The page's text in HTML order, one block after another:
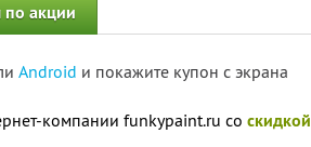
акции
Android и покажите купон с экрана
компании funkypaint.ru со скидкой